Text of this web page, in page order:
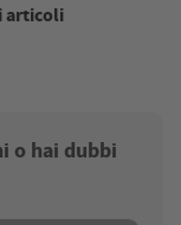
articoli
o hai dubbi